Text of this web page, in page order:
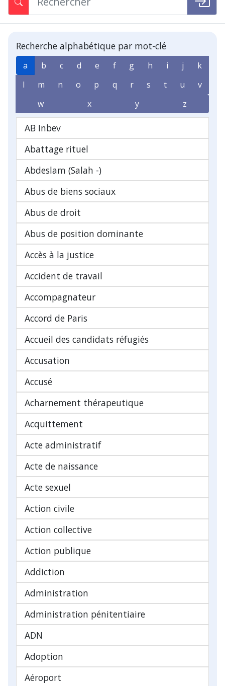
Recherche alphabétique par mot-clé
a b c d e f g h i j
k
l
m n o p q r s t u
v
w
x y z
AB Inbev
Abattage rituel
Abdeslam (Salah -)
Abus de biens sociaux
Abus de droit
Abus de position dominante
Accès à la justice
Accident de travail
Accompagnateur
Accord de Paris
Accueil des candidats réfugiés
Accusation
Accusé
Acharnement thérapeutique
Acquittement
Acte administratif
Acte de naissance
Acte sexuel
Action civile
Action collective
Action publique
Addiction
Administration
Administration pénitentiaire
ADN
Adoption
Aéroport